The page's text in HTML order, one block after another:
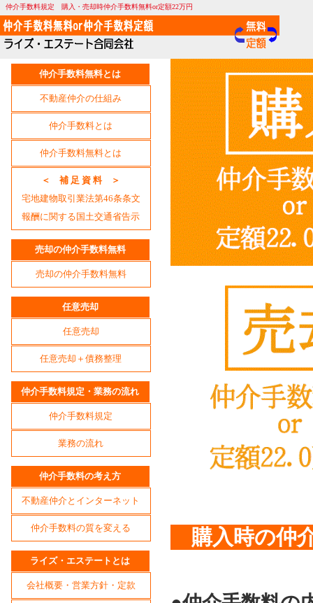
仲介手数料規定 購入・売却時仲介手数料無料or定額22万円
仲介手数料無料とは
不動産仲介の仕組み
仲介手数料とは
仲介手数料無料とは
＜ 補 足 資 料 ＞
宅地建物取引業法第46条条文
報酬に関する国土交通省告示
売却の仲介手数料無料
売却の仲介手数料無料
任意売却
任意売却
任意売却＋債務整理
仲介手数料規定・業務の流れ
仲介手数料規定
業務の流れ
仲介手数料の考え方
不動産仲介とインターネット
仲介手数料の質を変える
ライズ・エステートとは
会社概要・営業方針・定款
購入時の仲